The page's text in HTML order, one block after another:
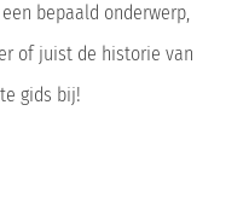
bepaald onderwerp,
of juist de historie van
gids bij!